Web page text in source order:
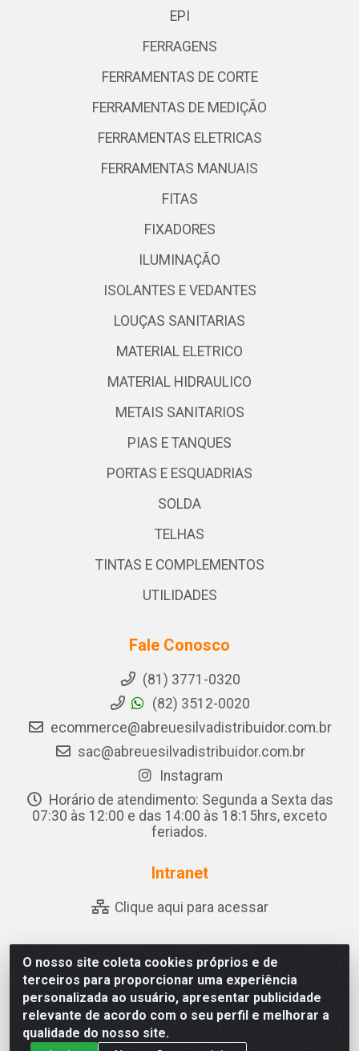
O nosso site coleta cookies próprios e de
terceiros para proporcionar uma experiência
personalizada ao usuário, apresentar publicidade
relevante de acordo com o seu perfil e melhorar a
qualidade do nosso site.
EPI
FERRAGENS
FERRAMENTAS DE CORTE
FERRAMENTAS DE MEDIÇÃO
FERRAMENTAS ELETRICAS
FERRAMENTAS MANUAIS
FITAS
FIXADORES
ILUMINAÇÃO
ISOLANTES E VEDANTES
LOUÇAS SANITARIAS
MATERIAL ELETRICO
MATERIAL HIDRAULICO
METAIS SANITARIOS
PIAS E TANQUES
PORTAS E ESQUADRIAS
SOLDA
TELHAS
TINTAS E COMPLEMENTOS
UTILIDADES
Fale Conosco
(81) 3771-0320
(82) 3512-0020
ecommerce@abreuesilvadistribuidor.com.br
sac@abreuesilvadistribuidor.com.br
Instagram
Horário de atendimento: Segunda a Sexta das
07:30 às 12:00 e das 14:00 às 18:15hrs, exceto
feriados.
Intranet
Clique aqui para acessar
Abreu & Silva - Rua Padre Jose de Souza Leite, 265 - Ariado,
Olho D'Água das Flores/AL - CEP 57.442-000 - CNPJ
04.790.656/0001-06